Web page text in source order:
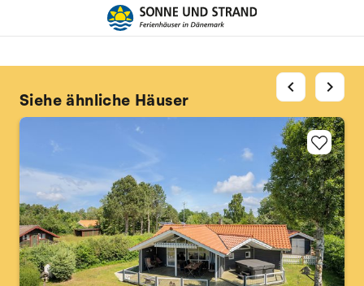
Siehe ähnliche Häuser
chevron_left chevron_right